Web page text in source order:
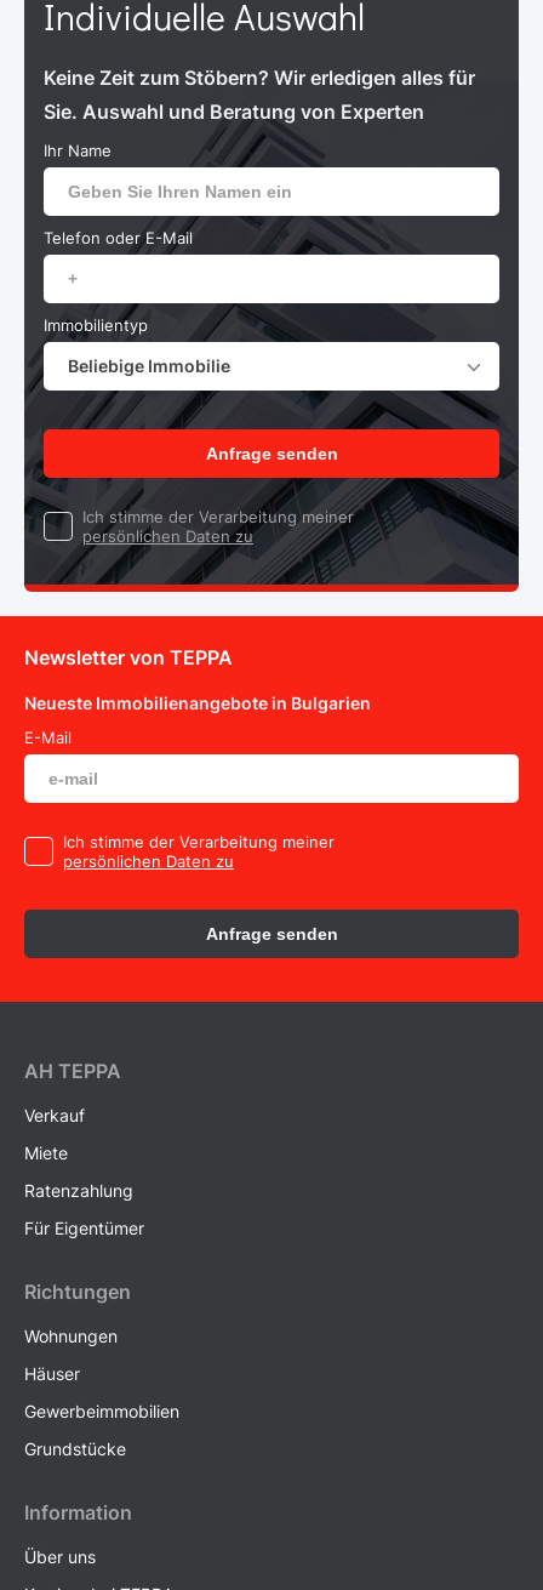
Individuelle Auswahl
Keine Zeit zum Stöbern? Wir erledigen alles für
Sie. Auswahl und Beratung von Experten
Ihr Name
Telefon oder E-Mail
Immobilientyp
Beliebige Immobilie
Anfrage senden
Ich stimme der Verarbeitung meiner
persönlichen Daten zu
Newsletter von TEPPA
Neueste Immobilienangebote in Bulgarien
E-Mail
Ich stimme der Verarbeitung meiner
persönlichen Daten zu
Anfrage senden
AH ТEPPA
Verkauf
Miete
Ratenzahlung
Für Eigentümer
Richtungen
Wohnungen
Häuser
Gewerbeimmobilien
Grundstücke
Information
Über uns